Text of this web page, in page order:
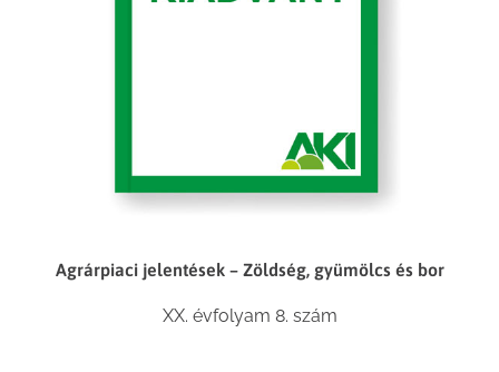
Agrárpiaci jelentések – Zöldség, gyümölcs és bor
XX. évfolyam 8. szám